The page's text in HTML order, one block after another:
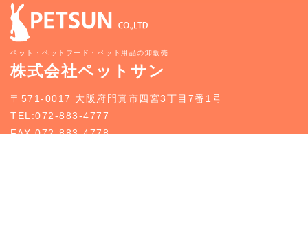
ペット・ペットフード・ペット用品の卸販売
株式会社ペットサン
〒571-0017 大阪府門真市四宮3丁目7番1号
TEL:072-883-4777
FAX:072-883-4778